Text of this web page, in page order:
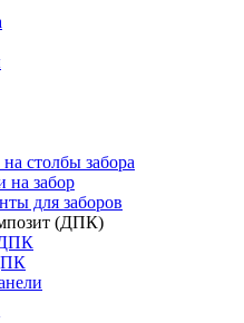
столбы забора
на забор
для заборов
(ДПК)
ДПК